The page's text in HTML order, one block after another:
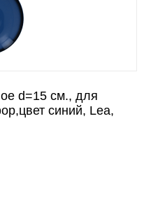
d=15 см., для
синий, Lea,